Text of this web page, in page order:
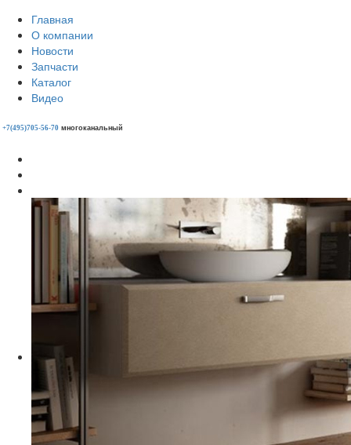
Главная
О компании
Новости
Запчасти
Каталог
Видео
+7(495)705-56-70 многоканальный